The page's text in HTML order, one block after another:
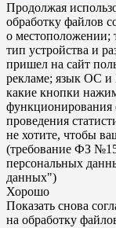
Продолжая
обработку файлов
о местоположении;
тип устройства и
пришел на сайт
рекламе; язык ОС и
какие кнопки
функционирования
проведения
не хотите, чтобы
(требование ФЗ
персональных
данных")
Хорошо
Показать снова
на обработку